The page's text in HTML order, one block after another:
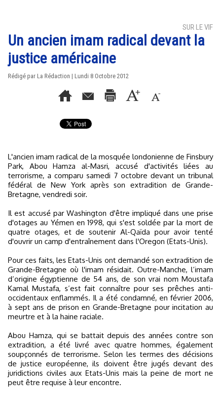
SUR LE VIF
Un ancien imam radical devant la
justice américaine
Rédigé par La Rédaction | Lundi 8 Octobre 2012
L'ancien imam radical de la mosquée londonienne de Finsbury
Park, Abou Hamza al-Masri, accusé d'activités liées au
terrorisme, a comparu samedi 7 octobre devant un tribunal
fédéral de New York après son extradition de Grande-
Bretagne, vendredi soir.
Il est accusé par Washington d'être impliqué dans une prise
d'otages au Yémen en 1998, qui s'est soldée par la mort de
quatre otages, et de soutenir Al-Qaïda pour avoir tenté
d'ouvrir un camp d'entraînement dans l'Oregon (Etats-Unis).
Pour ces faits, les Etats-Unis ont demandé son extradition de
Grande-Bretagne où l'imam résidait. Outre-Manche, l’imam
d’origine égyptienne de 54 ans, de son vrai nom Moustafa
Kamal Mustafa, s’est fait connaître pour ses prêches anti-
occidentaux enflammés. Il a été condamné, en février 2006,
à sept ans de prison en Grande-Bretagne pour incitation au
meurtre et à la haine raciale.
Abou Hamza, qui se battait depuis des années contre son
extradition, a été livré avec quatre hommes, également
soupçonnés de terrorisme. Selon les termes des décisions
de justice européenne, ils doivent être jugés devant des
juridictions civiles aux Etats-Unis mais la peine de mort ne
peut être requise à leur encontre.